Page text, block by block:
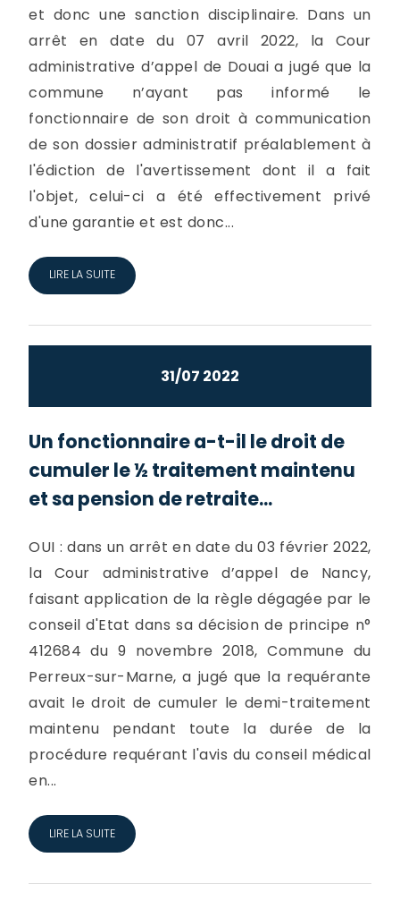
et donc une sanction disciplinaire. Dans un
arrêt en date du 07 avril 2022, la Cour
administrative d’appel de Douai a jugé que la
commune n’ayant pas informé le
fonctionnaire de son droit à communication
de son dossier administratif préalablement à
l'édiction de l'avertissement dont il a fait
l'objet, celui-ci a été effectivement privé
d'une garantie et est donc...
LIRE LA SUITE
31/07 2022
Un fonctionnaire a-t-il le droit de
cumuler le ½ traitement maintenu
et sa pension de retraite...
OUI : dans un arrêt en date du 03 février 2022,
la Cour administrative d’appel de Nancy,
faisant application de la règle dégagée par le
conseil d'Etat dans sa décision de principe n°
412684 du 9 novembre 2018, Commune du
Perreux-sur-Marne, a jugé que la requérante
avait le droit de cumuler le demi-traitement
maintenu pendant toute la durée de la
procédure requérant l'avis du conseil médical
en...
LIRE LA SUITE